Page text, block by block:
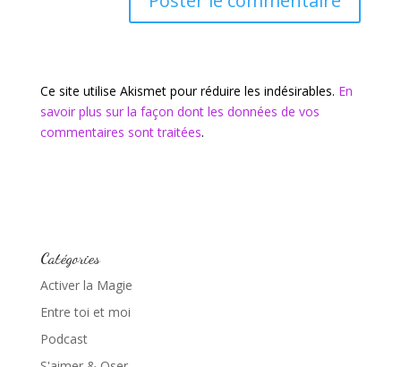
Ce site utilise Akismet pour réduire les indésirables. En
savoir plus sur la façon dont les données de vos
commentaires sont traitées.
Catégories
Activer la Magie
Entre toi et moi
Podcast